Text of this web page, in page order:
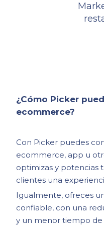
¿Cómo Picker
ecommerce?
Con Picker puedes
ecommerce, app u
optimizas y potencias
clientes una
Igualmente, ofreces
confiable, con una
y un menor tiempo de